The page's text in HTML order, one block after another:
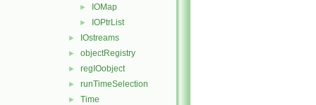
► IOMap
► IOPtrList
► IOstreams
► objectRegistry
► regIOobject
► runTimeSelection
► Time